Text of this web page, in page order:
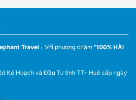
Huế – Từ 4 Chỗ Đến 45 Chỗ
Travel - Với phương châm "100% HÀI
Kế Hoạch và Đầu Tư tỉnh TT- Huế cấp ngày